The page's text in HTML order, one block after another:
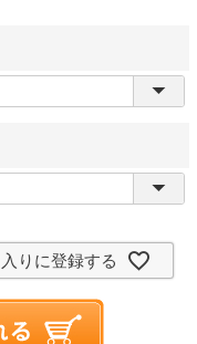
りに登録する